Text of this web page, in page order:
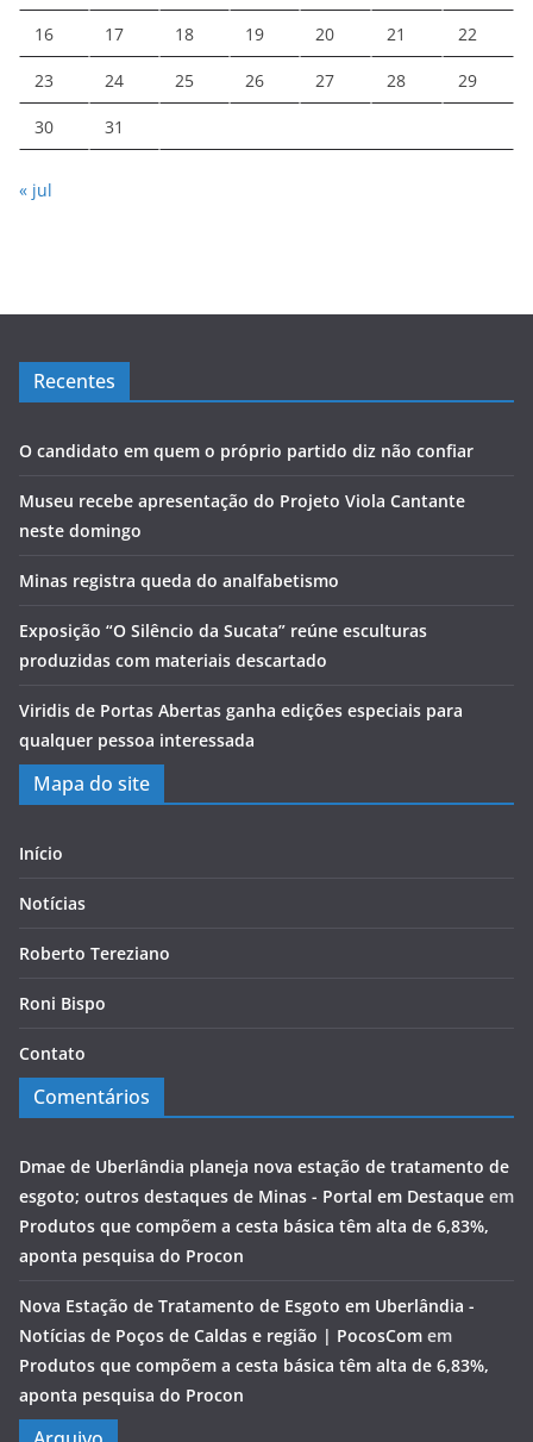
16 17 18 19 20 21 22
23 24 25 26 27 28 29
30 31
« jul
Recentes
O candidato em quem o próprio partido diz não confiar
Museu recebe apresentação do Projeto Viola Cantante
neste domingo
Minas registra queda do analfabetismo
Exposição “O Silêncio da Sucata” reúne esculturas
produzidas com materiais descartado
Viridis de Portas Abertas ganha edições especiais para
qualquer pessoa interessada
Mapa do site
Início
Notícias
Roberto Tereziano
Roni Bispo
Contato
Comentários
Dmae de Uberlândia planeja nova estação de tratamento de
esgoto; outros destaques de Minas - Portal em Destaque em
Produtos que compõem a cesta básica têm alta de 6,83%,
aponta pesquisa do Procon
Nova Estação de Tratamento de Esgoto em Uberlândia -
Notícias de Poços de Caldas e região | PocosCom em
Produtos que compõem a cesta básica têm alta de 6,83%,
aponta pesquisa do Procon